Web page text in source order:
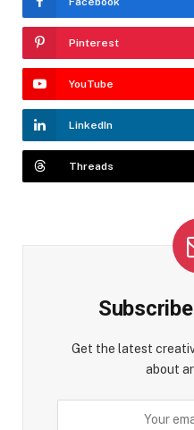
Pinterest
YouTube
LinkedIn
Threads
Get the latest
about